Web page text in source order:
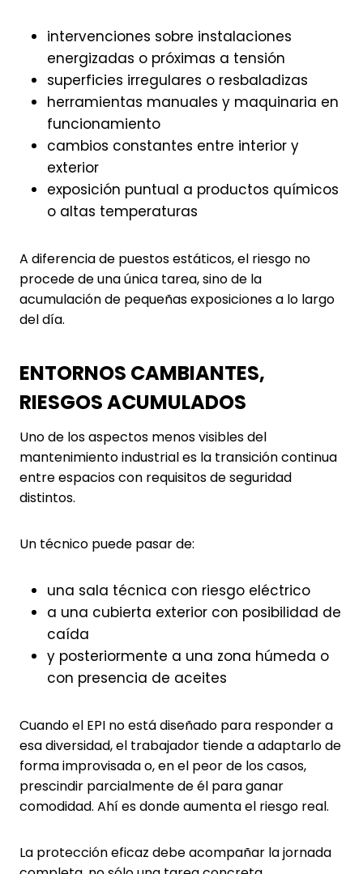
intervenciones sobre instalaciones
energizadas o próximas a tensión
superficies irregulares o resbaladizas
herramientas manuales y maquinaria en
funcionamiento
cambios constantes entre interior y
exterior
exposición puntual a productos químicos
o altas temperaturas
A diferencia de puestos estáticos, el riesgo no
procede de una única tarea, sino de la
acumulación de pequeñas exposiciones a lo largo
del día.
ENTORNOS CAMBIANTES,
RIESGOS ACUMULADOS
Uno de los aspectos menos visibles del
mantenimiento industrial es la transición continua
entre espacios con requisitos de seguridad
distintos.
Un técnico puede pasar de:
una sala técnica con riesgo eléctrico
a una cubierta exterior con posibilidad de
caída
y posteriormente a una zona húmeda o
con presencia de aceites
Cuando el EPI no está diseñado para responder a
esa diversidad, el trabajador tiende a adaptarlo de
forma improvisada o, en el peor de los casos,
prescindir parcialmente de él para ganar
comodidad. Ahí es donde aumenta el riesgo real.
La protección eficaz debe acompañar la jornada